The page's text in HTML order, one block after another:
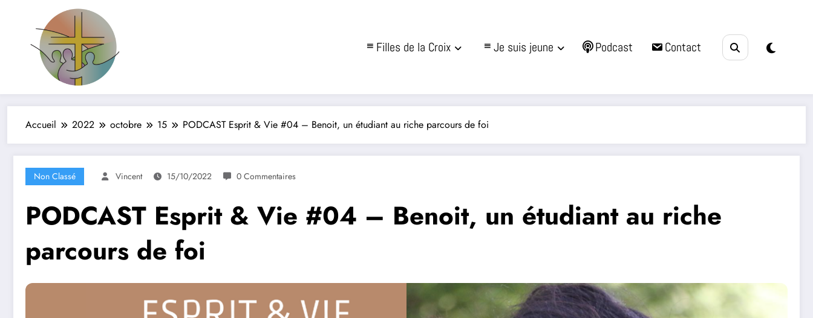
Filles de la Croix Je suis jeune Podcast Contact
Accueil 2022 octobre 15 PODCAST Esprit & Vie #04 – Benoit, un étudiant au riche parcours de foi
Non Classé Vincent 15/10/2022 0 Commentaires
PODCAST Esprit & Vie #04 – Benoit, un étudiant au riche
parcours de foi